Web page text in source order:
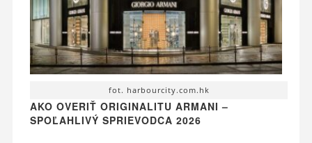
fot. harbourcity.com.hk
AKO OVERIŤ ORIGINALITU ARMANI –
SPOĽAHLIVÝ SPRIEVODCA 2026